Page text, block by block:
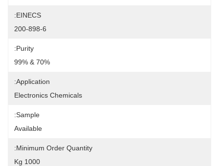
EINECS:
200-898-6
Purity:
70% & 99%
Application:
Electronics Chemicals
Sample:
Available
Minimum Order Quantity:
1000 Kg